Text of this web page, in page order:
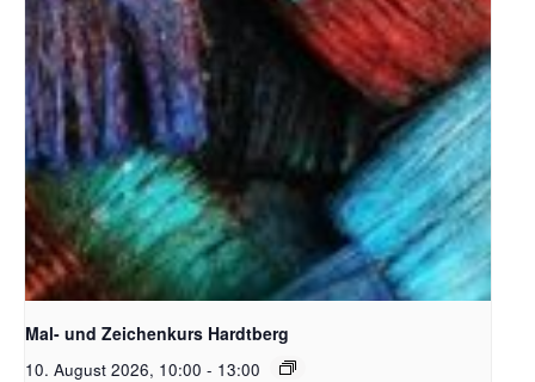
Unsplash_RhondaK Native Florida Folk Artist
Mal- und Zeichenkurs Hardtberg
10. August 2026, 10:00 - 13:00